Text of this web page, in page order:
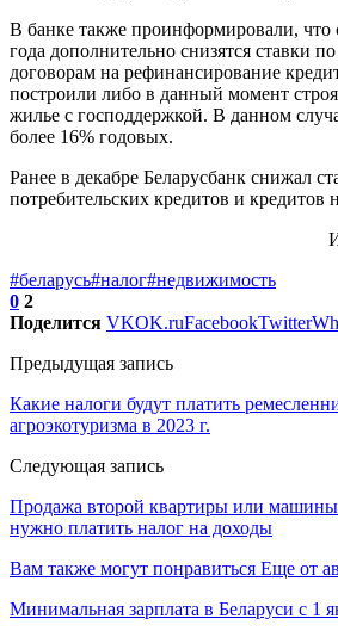
В банке также проинформировали, что
года дополнительно снизятся ставки
договорам на рефинансирование
построили либо в данный момент
жилье с господдержкой. В данном
более 16% годовых.
Ранее в декабре Беларусбанк снижал
потребительских кредитов и кредитов
#беларусь#налог#недвижимость
0 2
Поделится VKOK.ruFacebookTwitter
Предыдущая запись
Какие налоги будут платить
агроэкотуризма в 2023 г.
Следующая запись
Продажа второй квартиры или
нужно платить налог на доходы
Вам также могут понравиться Еще от
Минимальная зарплата в Беларуси с 1